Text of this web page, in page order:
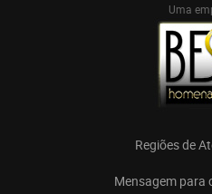
Uma
Regiões de
Mensagem para